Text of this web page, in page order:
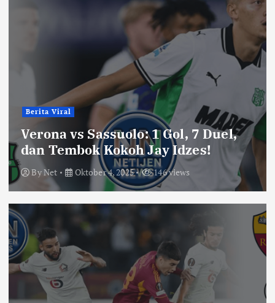
Berita Viral
Verona vs Sassuolo: 1 Gol, 7 Duel,
dan Tembok Kokoh Jay Idzes!
ByNet Oktober 4, 2025 146 views